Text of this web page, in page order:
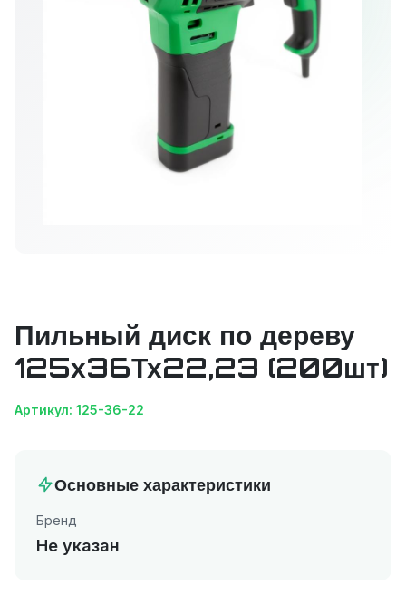
Пильный диск по дереву
125х36Тх22,23 (200шт)
Артикул: 125-36-22
Основные характеристики
Бренд
Не указан